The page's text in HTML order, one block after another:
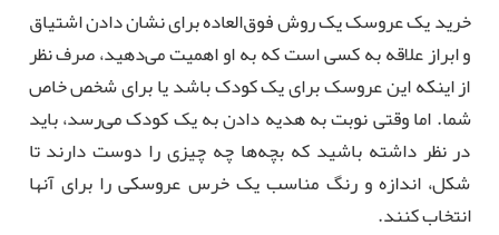
خرید یک عروسک یک روش فوق‌العاده برای نشان دادن اشتیاق
و ابراز علاقه به کسی است که به او اهمیت می‌دهید، صرف نظر
از اینکه این عروسک برای یک کودک باشد یا برای شخص خاص
شما. اما وقتی نوبت به هدیه دادن به یک کودک می‌رسد، باید
در نظر داشته باشید که بچه‌ها چه چیزی را دوست دارند تا
شکل، اندازه و رنگ مناسب یک خرس عروسکی را برای آنها
انتخاب کنند.